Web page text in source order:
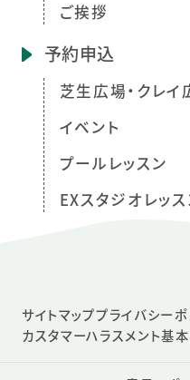
ご挨拶
予約申込
芝生広場・クレ
イベント
プールレッスン
EXスタジオレッス
サイトマッププライバシーポ
カスタマーハラスメント基